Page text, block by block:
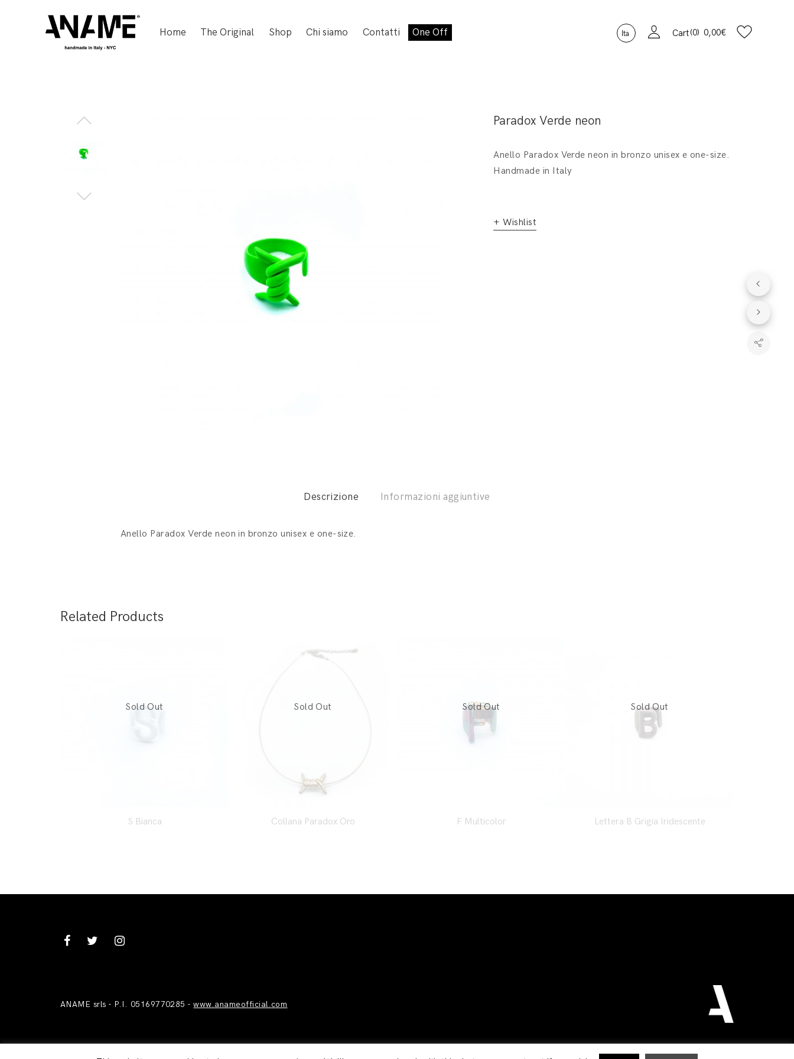
Home The Original Shop Chi siamo Contatti One Off Ita Cart 0 0,00€
Paradox Verde neon
Anello Paradox Verde neon in bronzo unisex e one-size.
Handmade in Italy
+ Wishlist
Descrizione Informazioni aggiuntive
Anello Paradox Verde neon in bronzo unisex e one-size.
Related Products
S Bianca Collana Paradox Oro F Multicolor Lettera B Grigia Iridescente
ANAME srls - P.I. 05169770285 -www.anameofficial.com